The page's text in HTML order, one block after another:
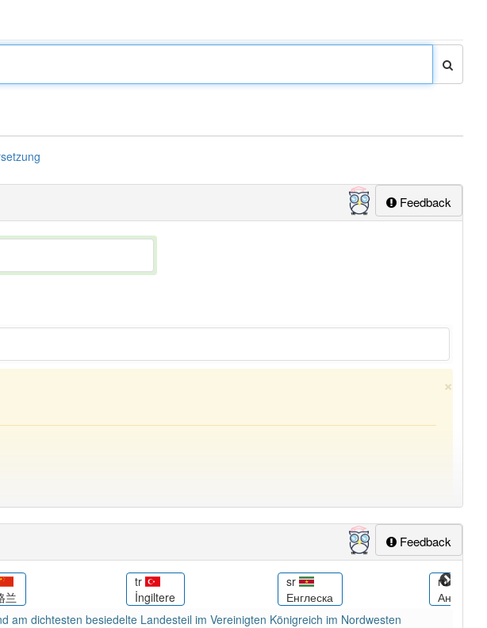
Feedback
×
82% unserer Spielapp-Nutzer haben den Artikel korrekt erraten.
Feedback
İngiltere
Енглеска
Англия
am dichtesten besiedelte Landesteil im Vereinigten Königreich im Nordwesten